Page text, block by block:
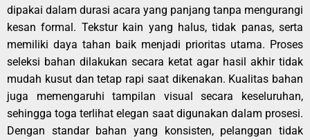
dipakai dalam durasi acara yang panjang tanpa mengurangi
kesan formal. Tekstur kain yang halus, tidak panas, serta
memiliki daya tahan baik menjadi prioritas utama. Proses
seleksi bahan dilakukan secara ketat agar hasil akhir tidak
mudah kusut dan tetap rapi saat dikenakan. Kualitas bahan
juga memengaruhi tampilan visual secara keseluruhan,
sehingga toga terlihat elegan saat digunakan dalam prosesi.
Dengan standar bahan yang konsisten, pelanggan tidak